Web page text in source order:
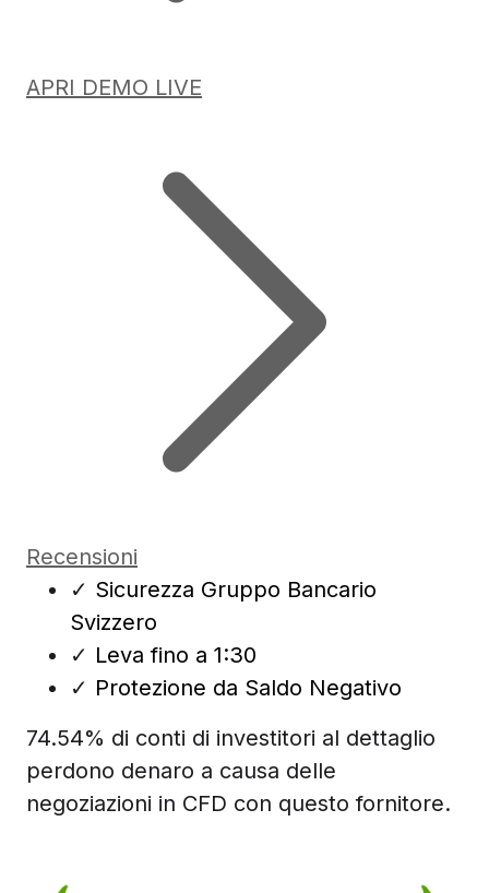
APRI DEMO LIVE
Recensioni
✓ Sicurezza Gruppo Bancario
Svizzero
✓ Leva fino a 1:30
✓ Protezione da Saldo Negativo
74.54% di conti di investitori al dettaglio
perdono denaro a causa delle
negoziazioni in CFD con questo fornitore.